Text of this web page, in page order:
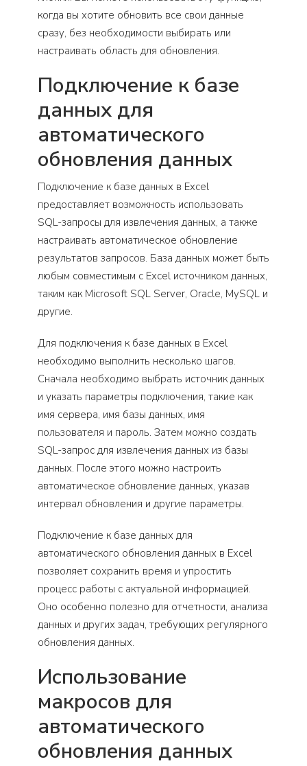
когда вы хотите обновить все свои данные
сразу, без необходимости выбирать или
настраивать область для обновления.
Подключение к базе
данных для
автоматического
обновления данных
Подключение к базе данных в Excel
предоставляет возможность использовать
SQL-запросы для извлечения данных, а также
настраивать автоматическое обновление
результатов запросов. База данных может быть
любым совместимым с Excel источником данных,
таким как Microsoft SQL Server, Oracle, MySQL и
другие.
Для подключения к базе данных в Excel
необходимо выполнить несколько шагов.
Сначала необходимо выбрать источник данных
и указать параметры подключения, такие как
имя сервера, имя базы данных, имя
пользователя и пароль. Затем можно создать
SQL-запрос для извлечения данных из базы
данных. После этого можно настроить
автоматическое обновление данных, указав
интервал обновления и другие параметры.
Подключение к базе данных для
автоматического обновления данных в Excel
позволяет сохранить время и упростить
процесс работы с актуальной информацией.
Оно особенно полезно для отчетности, анализа
данных и других задач, требующих регулярного
обновления данных.
Использование
макросов для
автоматического
обновления данных